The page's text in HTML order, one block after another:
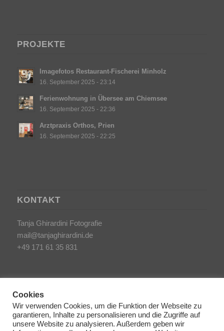
PROJEKTE
Imagefotos Restaurant-Fischerei Minholz
16. September 2025 - 23:14
Ferienwohnung in Übersee am Chiemsee
16. September 2025 - 22:36
Arztpraxis Orthos, Prien
16. September 2025 - 22:25
KONTAKT
Tanja Ghirardini Fotografie
mail@tanjaghirardini.de
+49 171 61 35 831
SONSTIGES
Cookies
Wir verwenden Cookies, um die Funktion der Webseite zu
garantieren, Inhalte zu personalisieren und die Zugriffe auf
unsere Website zu analysieren. Außerdem geben wir